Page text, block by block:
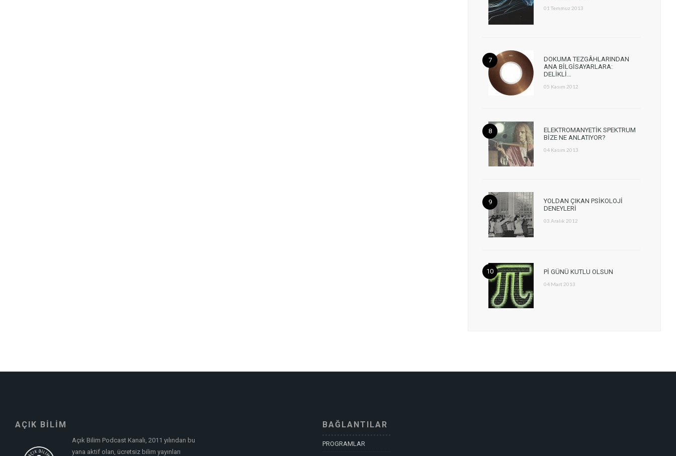
01 Temmuz 2013
DOKUMA TEZGÂHLARINDAN
ANA BİLGİSAYARLARA:
DELİKLİ…
05 Kasım 2012
ELEKTROMANYETİK SPEKTRUM
BİZE NE ANLATIYOR?
04 Kasım 2013
YOLDAN ÇIKAN PSİKOLOJİ
DENEYLERİ
03 Aralık 2012
Pİ GÜNÜ KUTLU OLSUN
04 Mart 2013
AÇIK BİLİM
Açık Bilim Podcast Kanalı, 2011 yılından bu
yana aktif olan, ücretsiz bilim yayınları
BAĞLANTILAR
PROGRAMLAR